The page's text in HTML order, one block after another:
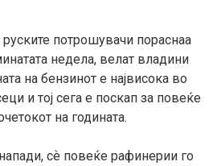
потрошувачи пораснаа
недела, велат владини
на бензинот е највисока во
и тој сега е поскап за повеќе
на годината.
сѐ повеќе рафинерии го